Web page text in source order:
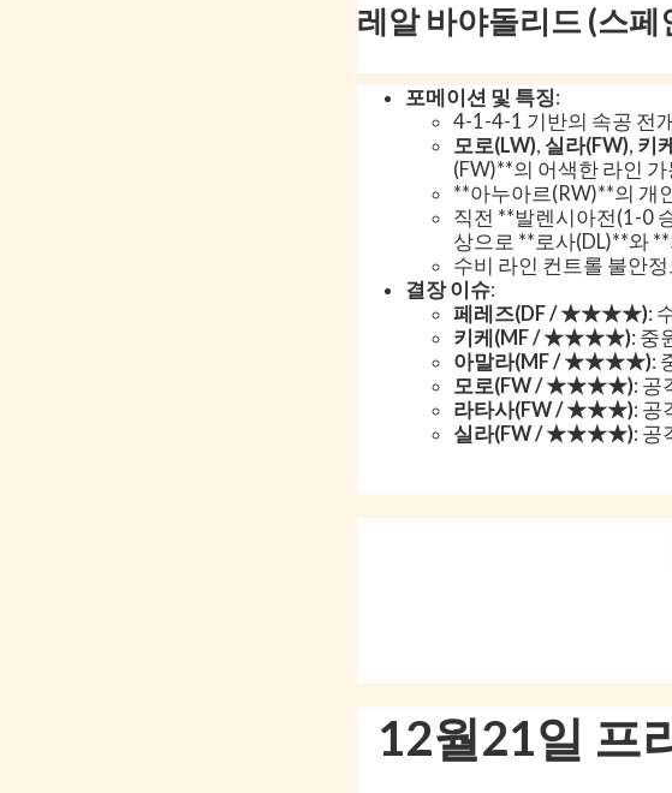
레알 바야돌리드 (스
포메이션 및 특징:
4-1-4-1 기반의 속공 전
모로(LW), 실라(FW), 키
(FW)**의 어색한 라인 가
**아누아르(RW)**의 개
직전 **발렌시아전(1-0
상으로 **로사(DL)**와
수비 라인 컨트롤 불안정
결장 이슈:
페레즈(DF / ★★★★):
키케(MF / ★★★★): 중
아말라(MF / ★★★★):
모로(FW / ★★★★): 공
라타사(FW / ★★★): 공
실라(FW / ★★★★): 공
12월21일 프